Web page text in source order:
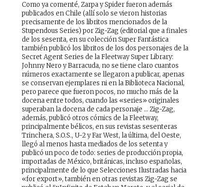
Como ya comenté, Zarpa y Spider fueron además
publicados en Chile (allí solo se vieron historias
precisamente de los libritos mencionados de la
Stupendous Series) por Zig-Zag (editorial que a finales
de los sesenta, en su colección Super Fantástica
también publicó los libritos de los dos personajes de la
Secret Agent Series de la Fleetway Super Library:
Johnny Nero y Barracuda, no se tiene claro cuantos
números exactamente se llegaron a publicar, apenas
se conservan ejemplares ni en la Biblioteca Nacional,
pero parece que fueron pocos, no mucho más de la
docena entre todos, cuando las «series» originales
superaban la docena de cada personaje … Zig-Zag,
además, publicó otros cómics de la Fleetway,
principalmente bélicos, en sus revistas sesenteras
Trinchera, S.O.S., U-2 y Far West, la última, del Oeste,
llegó al menos hasta mediados de los setenta y
publicó un poco de todo: series de producción propia,
importadas de México, británicas, incluso españolas,
principalmente de lo que Selecciones Ilustradas hacia
«for export», también en otras revistas Zig-Zag se